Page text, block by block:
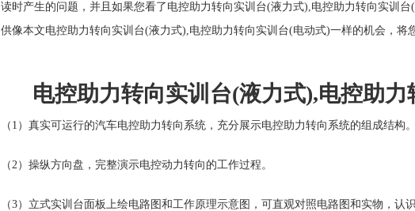
读时产生的问题，并且如果您看了电控助力转向实训台(液力式),电控助力转向实训
供像本文电控助力转向实训台(液力式),电控助力转向实训台(电动式)一样的机会，将
电控助力转向实训台(液力式),电控助力
（1）真实可运行的汽车电控助力转向系统，充分展示电控助力转向系统的组成结构。
（2）操纵方向盘，完整演示电控动力转向的工作过程。
（3）立式实训台面板上绘电路图和工作原理示意图，可直观对照电路图和实物，认